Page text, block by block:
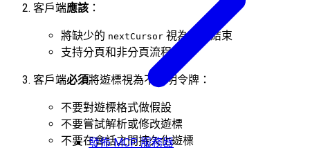
發佈 MCP 服務器
客戶端應該 ：
將缺少的 nextCursor 視為結果結束
支持分頁和非分頁流程
客戶端必須將遊標視為不透明令牌：
不要對遊標格式做假設
不要嘗試解析或修改遊標
不要在會話之間持久化遊標